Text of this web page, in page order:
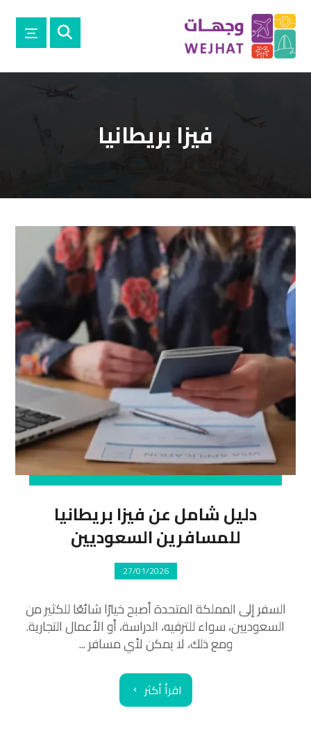
فيزا بريطانيا
دليل شامل عن فيزا بريطانيا
للمسافرين السعوديين
27/01/2026
السفر إلى المملكة المتحدة أصبح خيارًا شائعًا للكثير من
السعوديين، سواء للترفيه، الدراسة، أو الأعمال التجارية.
ومع ذلك، لا يمكن لأي مسافر ...
اقرأ أكثر